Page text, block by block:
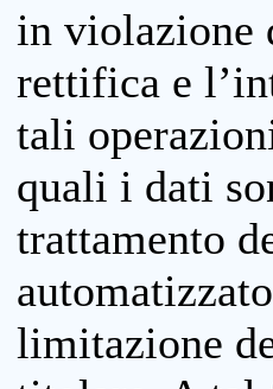
in violazione
rettifica e
tali
quali i dati
trattamento
limitazione